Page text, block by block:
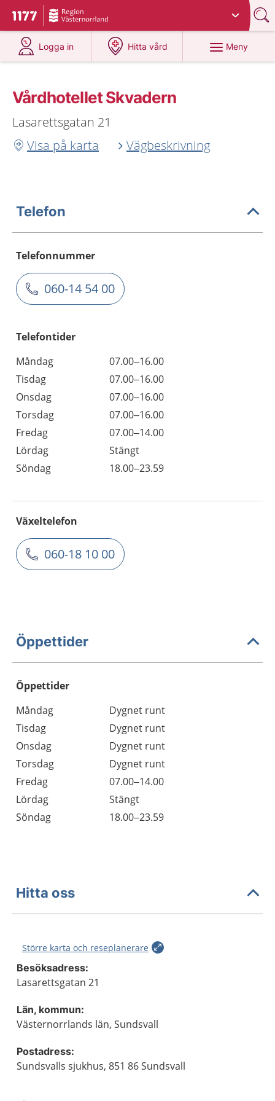
Till startsidan för 1177
Du har valt region
Logga in
på 1177.se
Hitta vård
på 1177.se
Meny
Vårdhotellet Skvadern
Lasarettsgatan 21
Visa på karta
Vägbeskrivning
Telefon
Telefonnummer
060-14 54 00
Telefontider
Måndag
07.00–16.00
Tisdag
07.00–16.00
Onsdag
07.00–16.00
Torsdag
07.00–16.00
Fredag
07.00–14.00
Lördag
Stängt
Söndag
18.00–23.59
Växeltelefon
060-18 10 00
Öppettider
Öppettider
Dag
Öppettider
Kommentarer
Måndag
Dygnet runt
Tisdag
Dygnet runt
Onsdag
Dygnet runt
Torsdag
Dygnet runt
Fredag
07.00–14.00
Lördag
Stängt
Söndag
18.00–23.59
Hitta oss
Större karta och reseplanerare
Besöksadress:
Lasarettsgatan 21
Län, kommun:
Västernorrlands län, Sundsvall
Postadress:
Sundsvalls sjukhus, 851 86 Sundsvall